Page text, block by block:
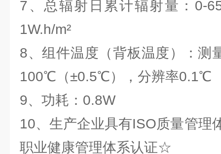
7、总辐射日累计辐射量：0-
1W.h/m²
8、组件温度（背板温度）：测
100℃（±0.5℃），分辨率0.1℃
9、功耗：0.8W
10、生产企业具有ISO质量管理
职业健康管理体系认证☆